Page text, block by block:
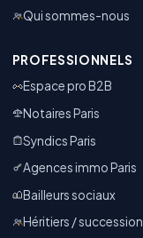
Qui sommes-nous
PROFESSIONNELS
Espace pro B2B
Notaires Paris
Syndics Paris
Agences immo Paris
Bailleurs sociaux
Héritiers / succession